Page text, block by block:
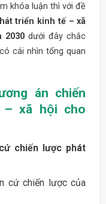
khóa luận thì với đề
triển kinh tế – xã
2030 dưới đây chắc
cái nhìn tổng quan
án chiến
– xã hội cho
chiến lược phát
cứ chiến lược của